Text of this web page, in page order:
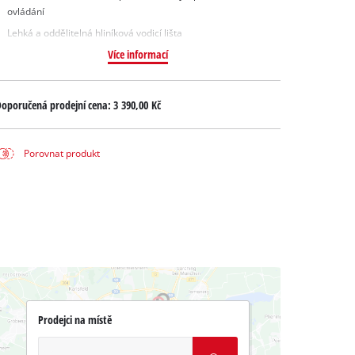
ovládání
Lehká a oddělitelná hliníková vodicí lišta
Více informací
prodejní cena: 3 390,00 Kč
Porovnat produkt
Prodejci na místě